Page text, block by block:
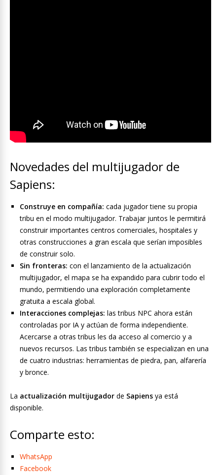
Novedades del multijugador de
Sapiens:
Construye en compañía: cada jugador tiene su propia
tribu en el modo multijugador. Trabajar juntos le permitirá
construir importantes centros comerciales, hospitales y
otras construcciones a gran escala que serían imposibles
de construir solo.
Sin fronteras: con el lanzamiento de la actualización
multijugador, el mapa se ha expandido para cubrir todo el
mundo, permitiendo una exploración completamente
gratuita a escala global.
Interacciones complejas: las tribus NPC ahora están
controladas por IA y actúan de forma independiente.
Acercarse a otras tribus les da acceso al comercio y a
nuevos recursos. Las tribus también se especializan en una
de cuatro industrias: herramientas de piedra, pan, alfarería
y bronce.
La actualización multijugador de Sapiens ya está
disponible.
Comparte esto:
WhatsApp
Facebook